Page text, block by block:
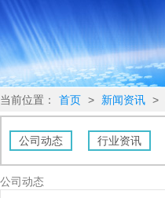
当前位置： 首页 > 新闻资讯 >
公司动态 行业资讯
公司动态